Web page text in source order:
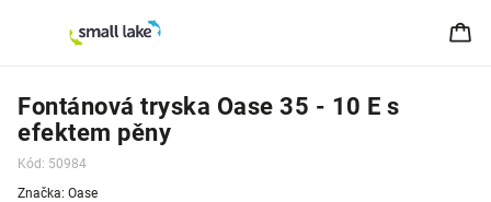
Fontánová tryska Oase 35 - 10 E s
efektem pěny
Kód: 50984
Značka: Oase